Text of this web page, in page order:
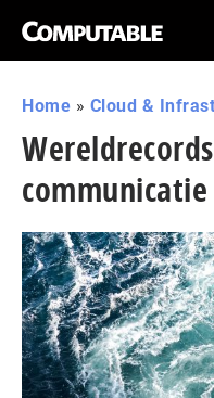
Home » Cloud &